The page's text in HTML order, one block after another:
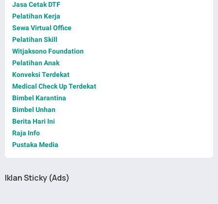
Jasa Cetak DTF
Pelatihan Kerja
Sewa Virtual Office
Pelatihan Skill
Witjaksono Foundation
Pelatihan Anak
Konveksi Terdekat
Medical Check Up Terdekat
Bimbel Karantina
Bimbel Unhan
Berita Hari Ini
Raja Info
Pustaka Media
Iklan Sticky (Ads)